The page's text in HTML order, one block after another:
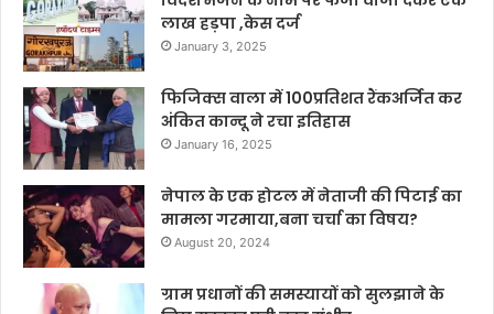
लाख हड़पा ,केस दर्ज
January 3, 2025
फिजिक्स वाला में 100प्रतिशत रैंकअर्जित कर
अंकित कान्दू ने रचा इतिहास
January 16, 2025
नेपाल के एक होटल में नेताजी की पिटाई का
मामला गरमाया,बना चर्चा का विषय?
August 20, 2024
ग्राम प्रधानों की समस्यायों को सुलझाने के